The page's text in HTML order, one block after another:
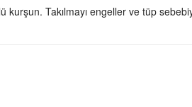
Takılmayı engeller ve tüp